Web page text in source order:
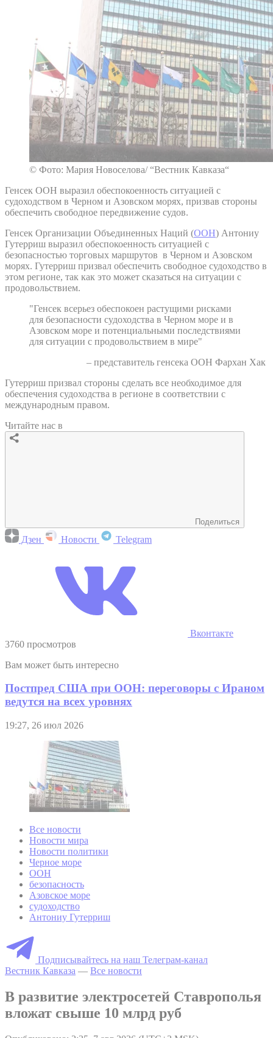
© Фото: Мария Новоселова/ “Вестник Кавказа“
Генсек ООН выразил обеспокоенность ситуацией с
судоходством в Черном и Азовском морях, призвав стороны
обеспечить свободное передвижение судов.
Генсек Организации Объединенных Наций (ООН) Антониу
Гутерриш выразил обеспокоенность ситуацией с
безопасностью торговых маршрутов в Черном и Азовском
морях. Гутерриш призвал обеспечить свободное судоходство в
этом регионе, так как это может сказаться на ситуации с
продовольствием.
"Генсек всерьез обеспокоен растущими рисками
для безопасности судоходства в Черном море и в
Азовском море и потенциальными последствиями
для ситуации с продовольствием в мире"
– представитель генсека ООН Фархан Хак
Гутерриш призвал стороны сделать все необходимое для
обеспечения судоходства в регионе в соответствии с
международным правом.
Читайте нас в
Поделиться
Дзен Новости Telegram
Вконтакте
3760 просмотров
Вам может быть интересно
Постпред США при ООН: переговоры с Ираном
ведутся на всех уровнях
19:27, 26 июл 2026
Все новости
Новости мира
Новости политики
Черное море
ООН
безопасность
Азовское море
судоходство
Антониу Гутерриш
Подписывайтесь на наш Телеграм-канал
Вестник Кавказа — Все новости
В развитие электросетей Ставрополья
вложат свыше 10 млрд руб